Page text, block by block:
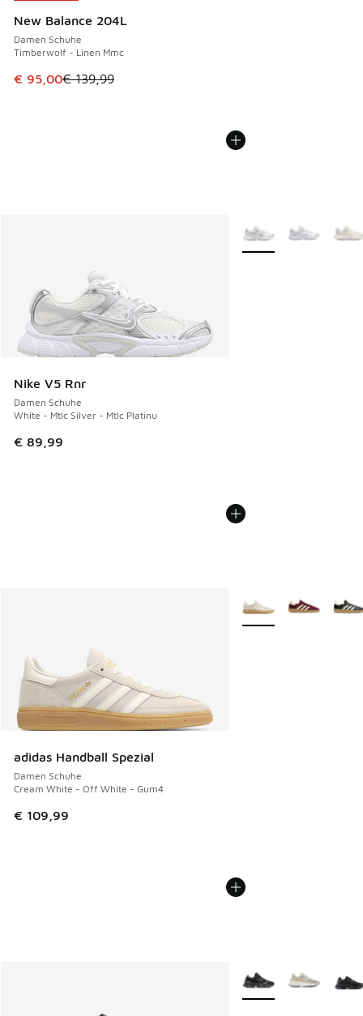
New Balance 204L
Damen Schuhe
Timberwolf - Linen Mmc
Dieser Artikel ist im Sale. Der Preis ist von € 139,99 auf €
€ 95,00€ 139,99
Nike V5 Rnr
Damen Schuhe
White - Mtlc Silver - Mtlc Platinu
€ 89,99
Weitere Farben
adidas Handball Spezial
Damen Schuhe
Cream White - Off White - Gum4
€ 109,99
Weitere Farben
Weitere Farben